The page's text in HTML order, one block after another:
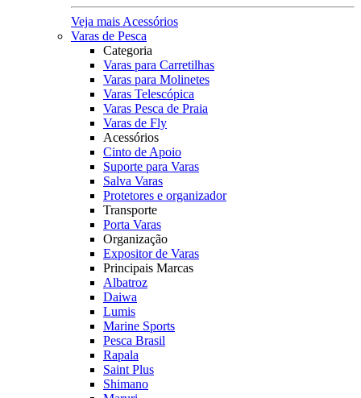
Veja mais Acessórios
Varas de Pesca
Categoria
Varas para Carretilhas
Varas para Molinetes
Varas Telescópica
Varas Pesca de Praia
Varas de Fly
Acessórios
Cinto de Apoio
Suporte para Varas
Salva Varas
Protetores e organizador
Transporte
Porta Varas
Organização
Expositor de Varas
Principais Marcas
Albatroz
Daiwa
Lumis
Marine Sports
Pesca Brasil
Rapala
Saint Plus
Shimano